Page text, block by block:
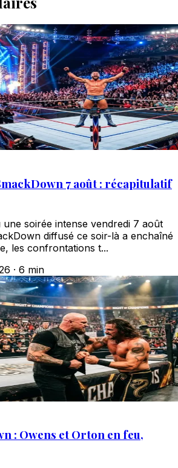
7 août : récapitulatif
une soirée intense vendredi 7 août
diffusé ce soir-là a enchaîné
les confrontations t...
· 6 min
: Owens et Orton en feu,